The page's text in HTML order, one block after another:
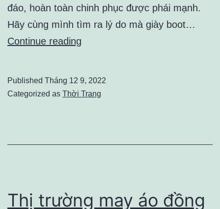
đáo, hoàn toàn chinh phục được phái mạnh.
Hãy cùng mình tìm ra lý do mà giày boot…
Continue reading
và
Published Tháng 12 9, 2022
Categorized as Thời Trang
Thị trường may áo đồng